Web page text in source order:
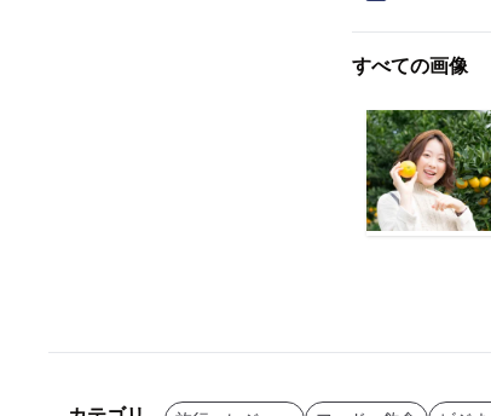
すべての画像